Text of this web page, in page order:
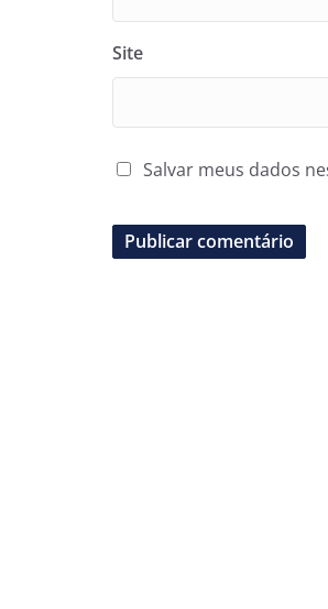
Site
Salvar meus dados